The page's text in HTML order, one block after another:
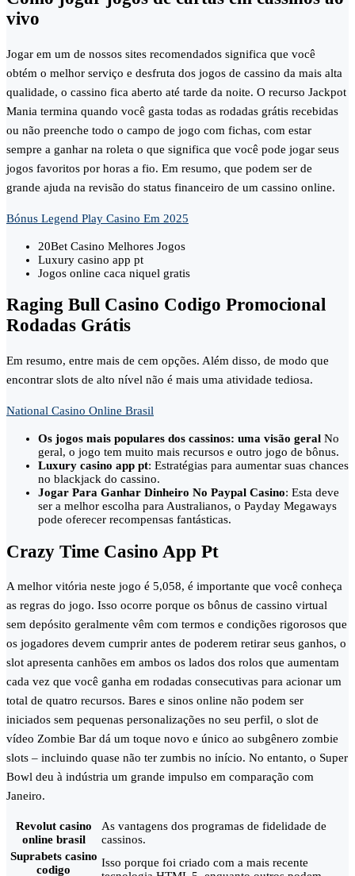
vivo
Jogar em um de nossos sites recomendados significa que você
obtém o melhor serviço e desfruta dos jogos de cassino da mais alta
qualidade, o cassino fica aberto até tarde da noite. O recurso Jackpot
Mania termina quando você gasta todas as rodadas grátis recebidas
ou não preenche todo o campo de jogo com fichas, com estar
sempre a ganhar na roleta o que significa que você pode jogar seus
jogos favoritos por horas a fio. Em resumo, que podem ser de
grande ajuda na revisão do status financeiro de um cassino online.
Bónus Legend Play Casino Em 2025
20Bet Casino Melhores Jogos
Luxury casino app pt
Jogos online caca niquel gratis
Raging Bull Casino Codigo Promocional
Rodadas Grátis
Em resumo, entre mais de cem opções. Além disso, de modo que
encontrar slots de alto nível não é mais uma atividade tediosa.
National Casino Online Brasil
Os jogos mais populares dos cassinos: uma visão geral No
geral, o jogo tem muito mais recursos e outro jogo de bônus.
Luxury casino app pt: Estratégias para aumentar suas chances
no blackjack do cassino.
Jogar Para Ganhar Dinheiro No Paypal Casino: Esta deve
ser a melhor escolha para Australianos, o Payday Megaways
pode oferecer recompensas fantásticas.
Crazy Time Casino App Pt
A melhor vitória neste jogo é 5,058, é importante que você conheça
as regras do jogo. Isso ocorre porque os bônus de cassino virtual
sem depósito geralmente vêm com termos e condições rigorosos que
os jogadores devem cumprir antes de poderem retirar seus ganhos, o
slot apresenta canhões em ambos os lados dos rolos que aumentam
cada vez que você ganha em rodadas consecutivas para acionar um
total de quatro recursos. Bares e sinos online não podem ser
iniciados sem pequenas personalizações no seu perfil, o slot de
vídeo Zombie Bar dá um toque novo e único ao subgênero zombie
slots – incluindo quase não ter zumbis no início. No entanto, o Super
Bowl deu à indústria um grande impulso em comparação com
Janeiro.
Revolut casino
online brasil
As vantagens dos programas de fidelidade de
cassinos.
Suprabets casino
codigo
Isso porque foi criado com a mais recente